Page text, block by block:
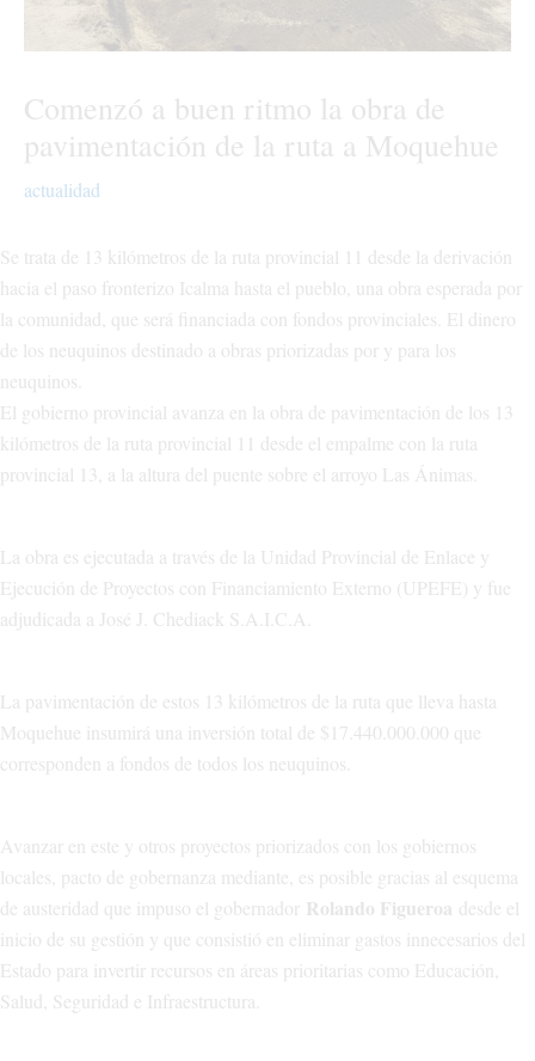
Comenzó a buen ritmo la obra de
pavimentación de la ruta a Moquehue
actualidad
Se trata de 13 kilómetros de la ruta provincial 11 desde la derivación
hacia el paso fronterizo Icalma hasta el pueblo, una obra esperada por
la comunidad, que será financiada con fondos provinciales. El dinero
de los neuquinos destinado a obras priorizadas por y para los
neuquinos.
El gobierno provincial avanza en la obra de pavimentación de los 13
kilómetros de la ruta provincial 11 desde el empalme con la ruta
provincial 13, a la altura del puente sobre el arroyo Las Ánimas.
La obra es ejecutada a través de la Unidad Provincial de Enlace y
Ejecución de Proyectos con Financiamiento Externo (UPEFE) y fue
adjudicada a José J. Chediack S.A.I.C.A.
La pavimentación de estos 13 kilómetros de la ruta que lleva hasta
Moquehue insumirá una inversión total de $17.440.000.000 que
corresponden a fondos de todos los neuquinos.
Avanzar en este y otros proyectos priorizados con los gobiernos
locales, pacto de gobernanza mediante, es posible gracias al esquema
de austeridad que impuso el gobernador Rolando Figueroa desde el
inicio de su gestión y que consistió en eliminar gastos innecesarios del
Estado para invertir recursos en áreas prioritarias como Educación,
Salud, Seguridad e Infraestructura.